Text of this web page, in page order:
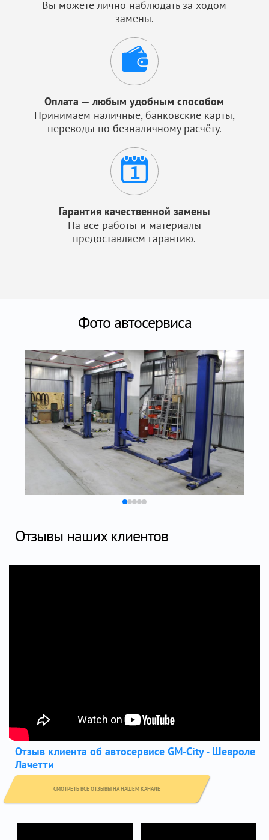
Вы можете лично наблюдать за ходом
замены.
Оплата — любым удобным способом
Принимаем наличные, банковские карты,
переводы по безналичному расчёту.
Гарантия качественной замены
На все работы и материалы
предоставляем гарантию.
Фото автосервиса
Отзывы наших клиентов
Отзыв клиента об автосервисе GM-City - Шевроле
Лачетти
СМОТРЕТЬ ВСЕ ОТЗЫВЫ НА НАШЕМ КАНАЛЕ